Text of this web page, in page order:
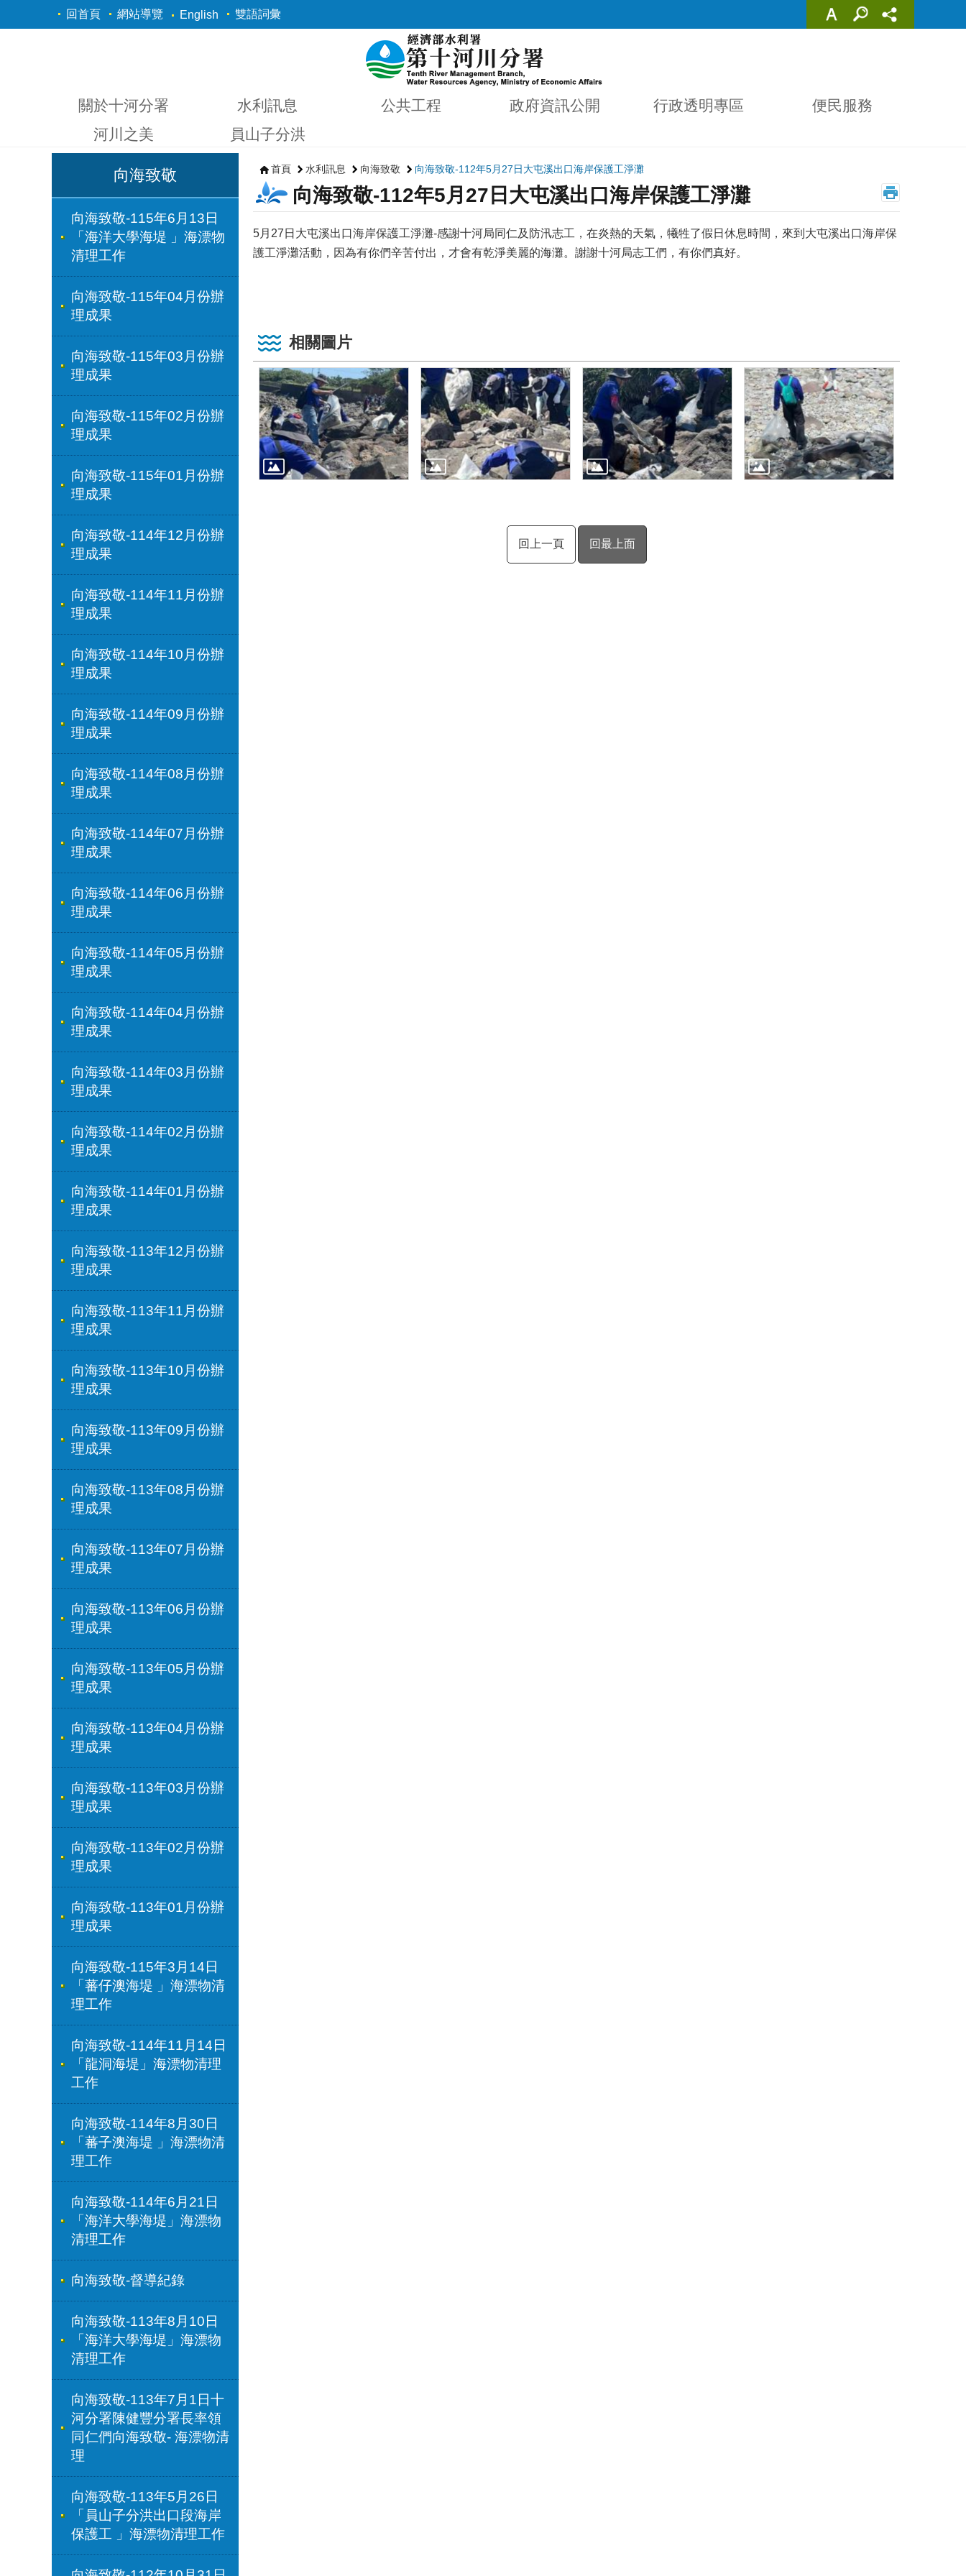
跳到主要內容區塊
回首頁 網站導覽 English 雙語詞彙
關於十河分署 水利訊息 公共工程 政府資訊公開 行政透明專區
便民服務
河川之美
員山子分洪
向海致敬
向海致敬-115年6月13日
「海洋大學海堤 」海漂物
清理工作
向海致敬-115年04月份辦
理成果
向海致敬-115年03月份辦
理成果
向海致敬-115年02月份辦
理成果
向海致敬-115年01月份辦
理成果
向海致敬-114年12月份辦
理成果
向海致敬-114年11月份辦
理成果
向海致敬-114年10月份辦
理成果
向海致敬-114年09月份辦
理成果
向海致敬-114年08月份辦
理成果
向海致敬-114年07月份辦
理成果
向海致敬-114年06月份辦
理成果
向海致敬-114年05月份辦
理成果
向海致敬-114年04月份辦
理成果
向海致敬-114年03月份辦
理成果
向海致敬-114年02月份辦
理成果
向海致敬-114年01月份辦
理成果
向海致敬-113年12月份辦
理成果
向海致敬-113年11月份辦
理成果
向海致敬-113年10月份辦
理成果
向海致敬-113年09月份辦
理成果
向海致敬-113年08月份辦
理成果
向海致敬-113年07月份辦
理成果
向海致敬-113年06月份辦
理成果
向海致敬-113年05月份辦
理成果
向海致敬-113年04月份辦
理成果
向海致敬-113年03月份辦
理成果
向海致敬-113年02月份辦
理成果
向海致敬-113年01月份辦
理成果
向海致敬-115年3月14日
「蕃仔澳海堤 」海漂物清
理工作
向海致敬-114年11月14日
「龍洞海堤」海漂物清理
工作
向海致敬-114年8月30日
「蕃子澳海堤 」海漂物清
理工作
向海致敬-114年6月21日
「海洋大學海堤」海漂物
清理工作
向海致敬-督導紀錄
向海致敬-113年8月10日
「海洋大學海堤」海漂物
清理工作
向海致敬-113年7月1日十
河分署陳健豐分署長率領
同仁們向海致敬- 海漂物清
理
向海致敬-113年5月26日
「員山子分洪出口段海岸
保護工 」海漂物清理工作
首頁 水利訊息 向海致敬 向海致敬-112年5月27日大屯溪出口海岸保護工淨灘
向海致敬-112年5月27日大屯溪出口海岸保護工淨灘
5月27日大屯溪出口海岸保護工淨灘-感謝十河局同仁及防汛志工，在炎熱的天氣，犧牲了假日休息時間，來到大屯溪出口海岸保
護工淨灘活動，因為有你們辛苦付出，才會有乾淨美麗的海灘。謝謝十河局志工們，有你們真好。
相關圖片
回上一頁 回最上面